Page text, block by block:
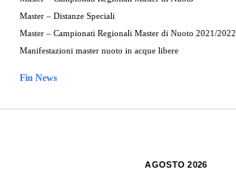
Master – Distanze Speciali
Master – Campionati Regionali Master di Nuoto 2021/2022
Manifestazioni master nuoto in acque libere
Fin News
AGOSTO 2026